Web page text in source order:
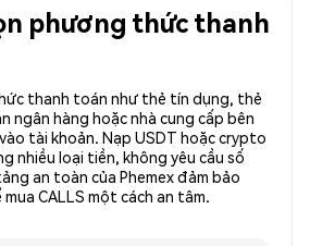
phương thức thanh
thanh toán như thẻ tín dụng, thẻ
ngân hàng hoặc nhà cung cấp bên
tài khoản. Nạp USDT hoặc crypto
nhiều loại tiền, không yêu cầu số
an toàn của Phemex đảm bảo
CALLS một cách an tâm.